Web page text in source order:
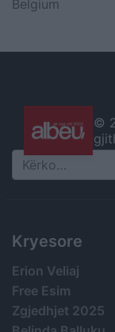
Belgium
©
Search
Kryesore
Erion Veliaj
Free Esim
Zgjedhjet 2025